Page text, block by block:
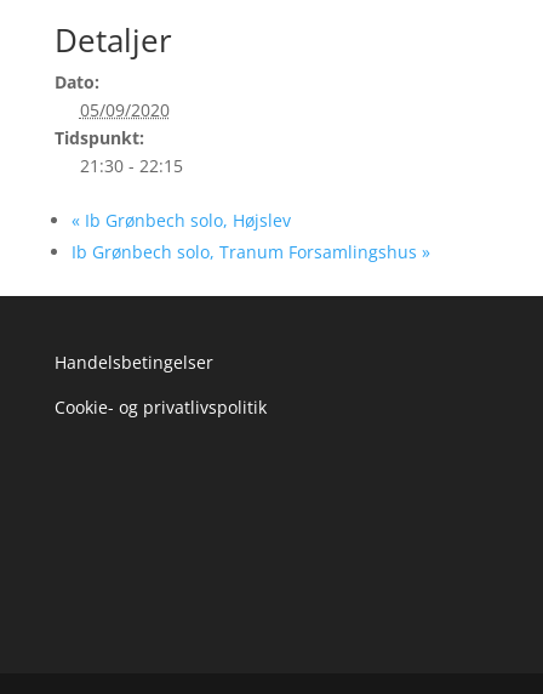
Detaljer
Dato:
05/09/2020
Tidspunkt:
21:30 - 22:15
«Ib Grønbech solo, Højslev
Ib Grønbech solo, Tranum Forsamlingshus »
Handelsbetingelser
Cookie- og privatlivspolitik